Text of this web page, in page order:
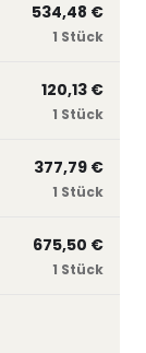
534,48 €
1 Stück
120,13 €
1 Stück
377,79 €
1 Stück
675,50 €
1 Stück